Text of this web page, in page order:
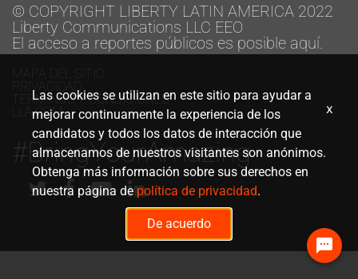
© COPYRIGHT LIBERTY LATIN AMERICA 2022
Liberty Communications LLC EEO
El acceso a reportes públicos es posible aquí.
MAPA DEL SITIO
PRIVACIDAD
TÉRMINOS Y CONDICIONES
LLA.COM
#BringYourAmazing
Las cookies se utilizan en este sitio para ayudar a
mejorar continuamente la experiencia de los
candidatos y todos los datos de interacción que
almacenamos de nuestros visitantes son anónimos.
Obtenga más información sobre sus derechos en
nuestra página de política de privacidad.
De acuerdo
x